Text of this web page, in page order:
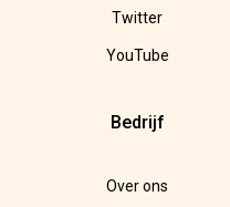
Twitter
YouTube
Bedrijf
Over ons